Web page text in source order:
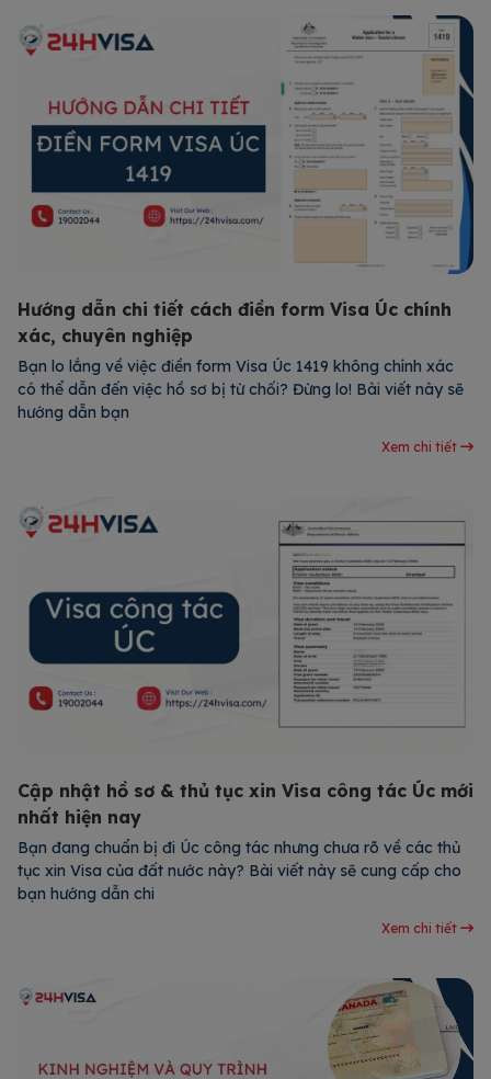
Hướng dẫn chi tiết cách điền form Visa Úc chính
xác, chuyên nghiệp
Bạn lo lắng về việc điền form Visa Úc 1419 không chính xác
có thể dẫn đến việc hồ sơ bị từ chối? Đừng lo! Bài viết này sẽ
hướng dẫn bạn
Xem chi tiết
Cập nhật hồ sơ & thủ tục xin Visa công tác Úc mới
nhất hiện nay
Bạn đang chuẩn bị đi Úc công tác nhưng chưa rõ về các thủ
tục xin Visa của đất nước này? Bài viết này sẽ cung cấp cho
bạn hướng dẫn chi
Xem chi tiết